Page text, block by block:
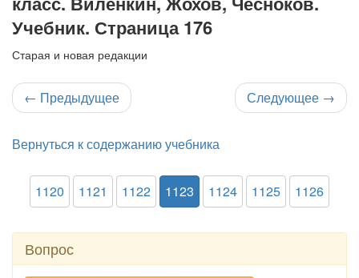
Учебник. Страница 176
Старая и новая редакции
← Предыдущее Следующее →
Вернуться к содержанию учебника
1120 1121 1122 1123 1124 1125 1126
Вопрос